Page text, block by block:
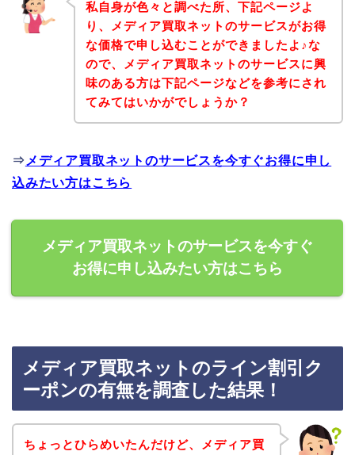
私自身が色々と調べた所、下記ページよ
り、メディア買取ネットのサービスがお得
な価格で申し込むことができましたよ♪な
ので、メディア買取ネットのサービスに興
味のある方は下記ページなどを参考にされ
てみてはいかがでしょうか？
⇒ メディア買取ネットのサービスを今すぐお得に申し
込みたい方はこちら
メディア買取ネットのサービスを今すぐ
お得に申し込みたい方はこちら
メディア買取ネットのライン割引ク
ーポンの有無を調査した結果！
ちょっとひらめいたんだけど、メディア買